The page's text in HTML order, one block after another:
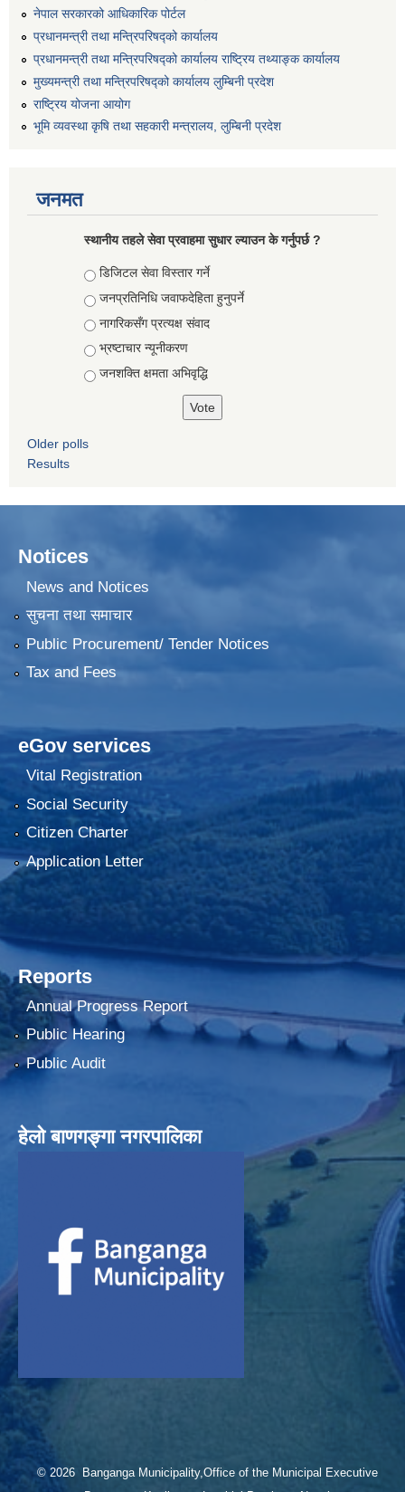
नेपाल सरकारको आधिकारिक पोर्टल
प्रधानमन्त्री तथा मन्त्रिपरिषद्को कार्यालय
प्रधानमन्त्री तथा मन्त्रिपरिषद्को कार्यालय राष्ट्रिय तथ्याङ्क कार्यालय
मुख्यमन्त्री तथा मन्त्रिपरिषद्को कार्यालय लुम्बिनी प्रदेश
राष्ट्रिय योजना आयोग
भूमि व्यवस्था कृषि तथा सहकारी मन्त्रालय, लुम्बिनी प्रदेश
जनमत
स्थानीय तहले सेवा प्रवाहमा सुधार ल्याउन के गर्नुपर्छ ?
Choices
डिजिटल सेवा विस्तार गर्ने
जनप्रतिनिधि जवाफदेहिता हुनुपर्ने
नागरिकसँग प्रत्यक्ष संवाद
भ्रष्टाचार न्यूनीकरण
जनशक्ति क्षमता अभिवृद्धि
Older polls
Results
Notices
News and Notices
सुचना तथा समाचार
Public Procurement/ Tender Notices
Tax and Fees
eGov services
Vital Registration
Social Security
Citizen Charter
Application Letter
Reports
Annual Progress Report
Public Hearing
Public Audit
हेलाे बाणगङ्गा नगरपालिका
© 2026 Banganga Municipality,Office of the Municipal Executive